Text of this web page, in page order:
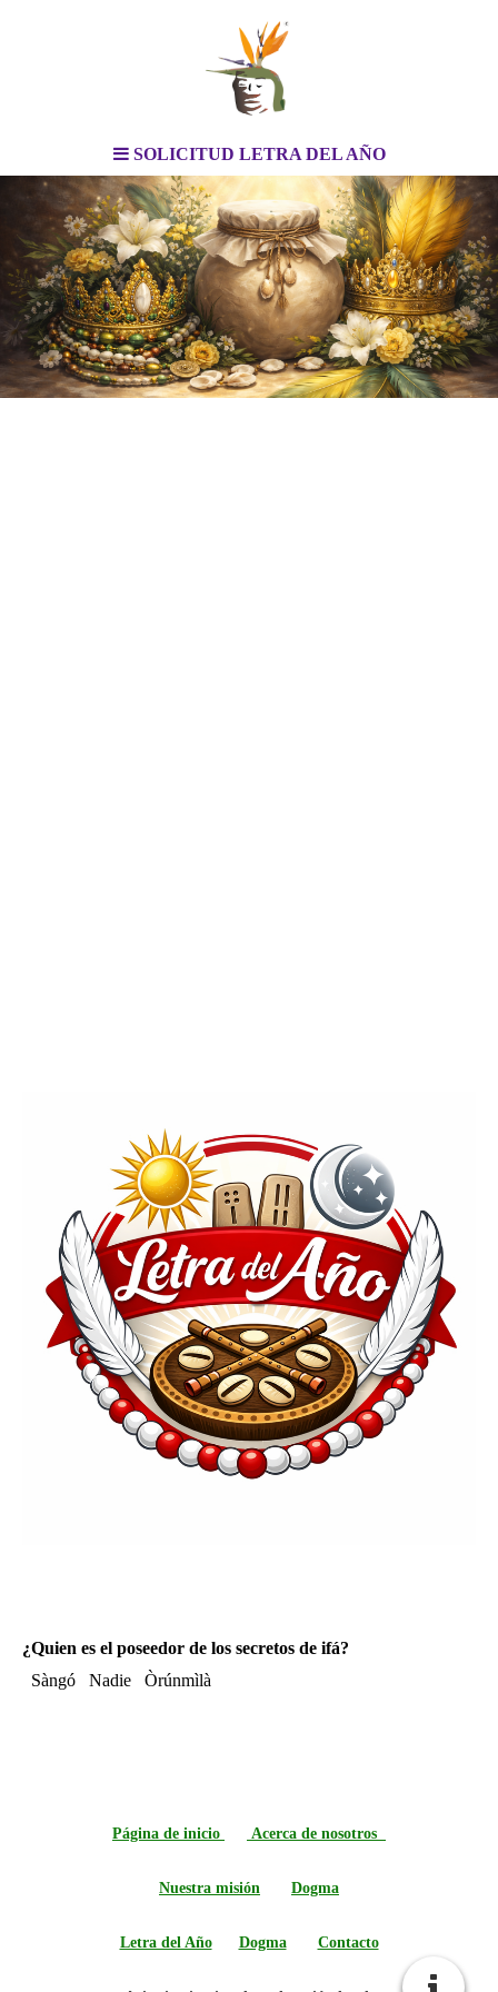
SOLICITUD LETRA DEL AÑO
¿Quien es el poseedor de los secretos de ifá?
Sàngó
Nadie Òrúnmìlà
Página de inicio Acerca de nosotros
Nuestra misión Dogma
Letra del Año Dogma Contacto